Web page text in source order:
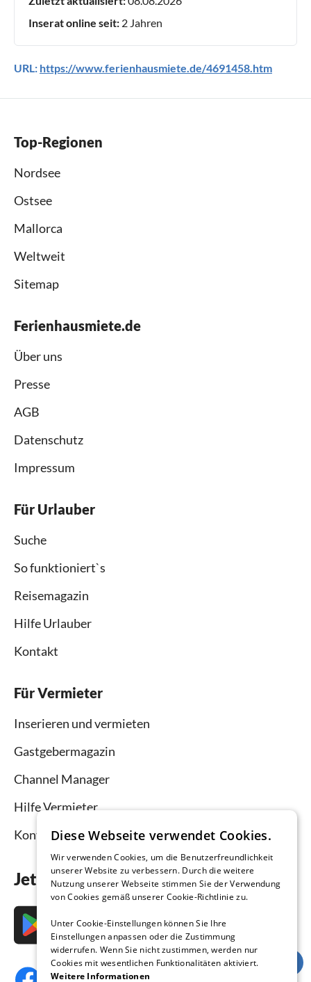
Inserat online seit: 2 Jahren
URL: https://www.ferienhausmiete.de/4691458.htm
Top-Regionen
Nordsee
Ostsee
Mallorca
Weltweit
Sitemap
Ferienhausmiete.de
Über uns
Presse
AGB
Datenschutz
Impressum
Für Urlauber
Suche
So funktioniert`s
Reisemagazin
Hilfe Urlauber
Kontakt
Für Vermieter
Inserieren und vermieten
Gastgebermagazin
Channel Manager
Hilfe Vermieter
Kontakt
Jetzt die App downloaden
Diese Webseite verwendet Cookies.
Wir verwenden Cookies, um die Benutzerfreundlichkeit
unserer Website zu verbessern. Durch die weitere
Nutzung unserer Webseite stimmen Sie der Verwendung
von Cookies gemäß unserer Cookie-Richtlinie zu.
Unter Cookie-Einstellungen können Sie Ihre
Einstellungen anpassen oder die Zustimmung
widerrufen. Wenn Sie nicht zustimmen, werden nur
Cookies mit wesentlichen Funktionalitäten aktiviert.
Weitere Informationen